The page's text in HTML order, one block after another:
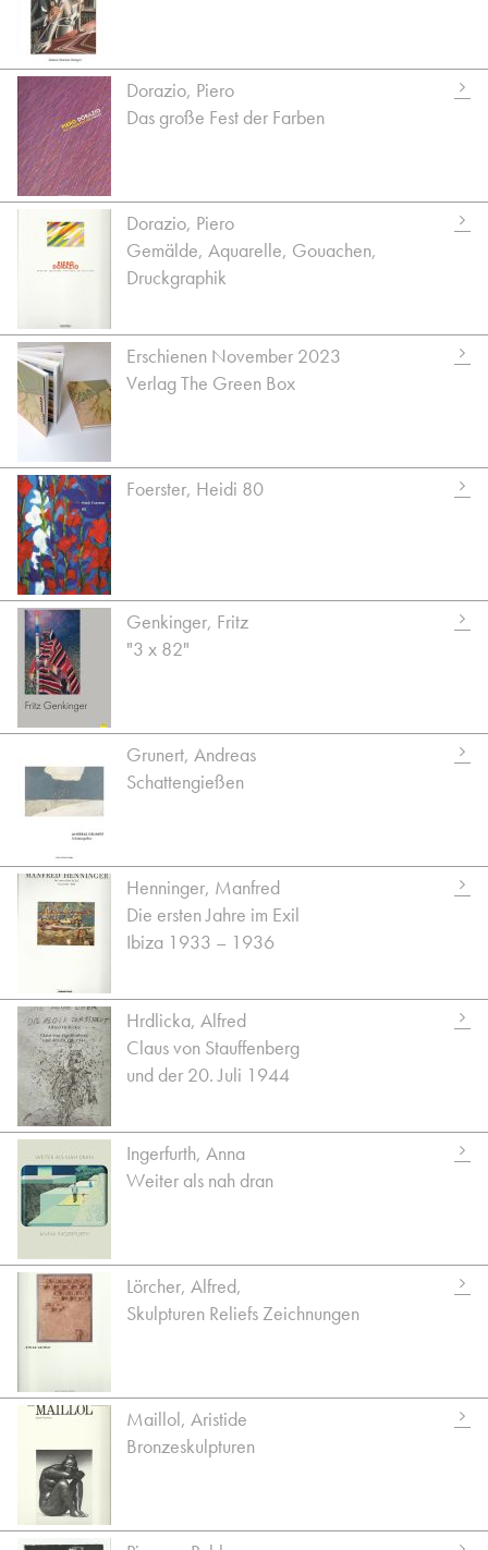
Foerster, Heidi 80
Dorazio, Piero
Gemälde, Aquarelle, Gouachen,
Druckgraphik
Dorazio, Piero
Das große Fest der Farben
Hrdlicka, Alfred
Claus von Stauffenberg
und der 20. Juli 1944
Maillol, Aristide
Bronzeskulpturen
Henninger, Manfred
Die ersten Jahre im Exil
Ibiza 1933 – 1936
Lörcher, Alfred,
Skulpturen Reliefs Zeichnungen
Grunert, Andreas
Schattengießen
Ingerfurth, Anna
Weiter als nah dran
Genkinger, Fritz
"3 x 82"
Erschienen November 2023
Verlag The Green Box